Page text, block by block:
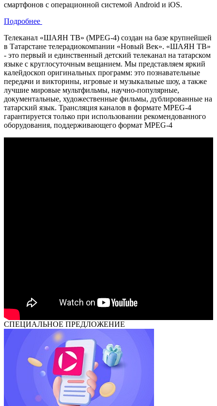
смартфонов с операционной системой Android и iOS.
Подробнее
Телеканал «ШАЯН ТВ» (MPEG-4) создан на базе крупнейшей
в Татарстане телерадиокомпании «Новый Век». «ШАЯН ТВ»
- это первый и единственный детский телеканал на татарском
языке с круглосуточным вещанием. Мы представляем яркий
калейдоскоп оригинальных программ: это познавательные
передачи и викторины, игровые и музыкальные шоу, а также
лучшие мировые мультфильмы, научно-популярные,
документальные, художественные фильмы, дублированные на
татарский язык. Трансляция каналов в формате MPEG-4
гарантируется только при использовании рекомендованного
оборудования, поддерживающего формат MPEG-4
СПЕЦИАЛЬНОЕ ПРЕДЛОЖЕНИЕ